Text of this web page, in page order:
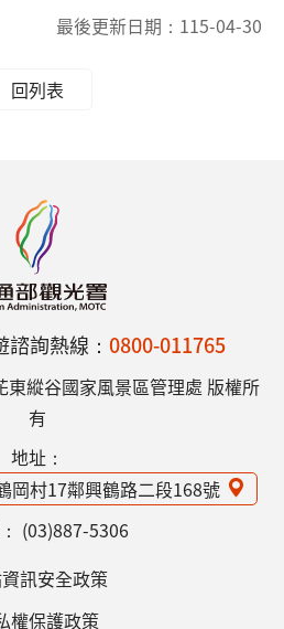
最後更新日期： 115-04-30
回列表
詢熱線： 0800-011765
東縱谷國家風景區管理處 版權所
有
地址：
岡村17鄰興鶴路二段168號
(03)887-5306
訊安全政策
權保護政策